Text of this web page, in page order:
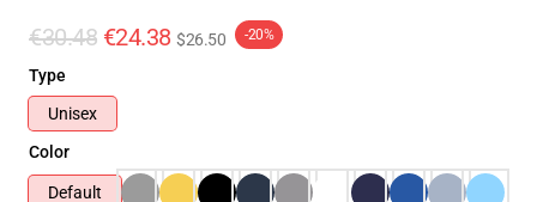
€30.48 €24.38 $26.50 -20%
Type
Unisex
Color
Default